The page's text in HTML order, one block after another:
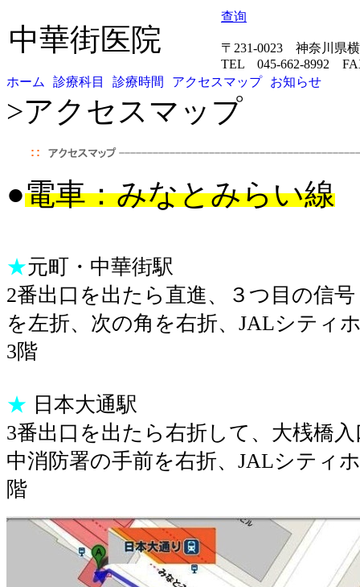
中華街医院
查询
〒231-0023 神奈川県
TEL 045-662-8992
ホーム
診療科目 診療時間 アクセスマップ お知らせ
>アクセスマップ
●電車：みなとみらい線
★元町・中華街駅
2番出口を出たら直進、３つ目の信
を左折、次の角を右折、JALシティ
3階
★ 日本大通駅
3番出口を出たら右折して、大桟橋
中消防署の手前を右折、JALシティ
階